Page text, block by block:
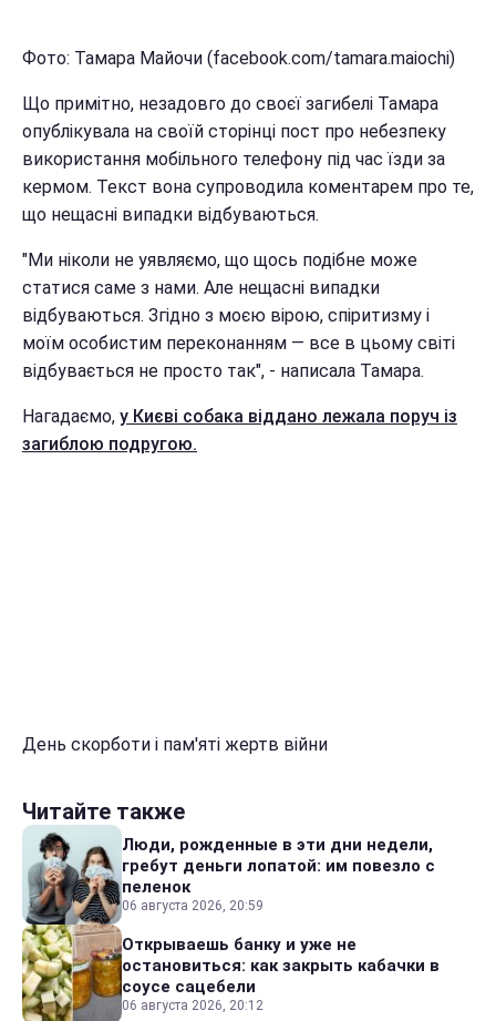
Фото: Тамара Майочи (facebook.com/tamara.maiochi)
Що примітно, незадовго до своєї загибелі Тамара
опублікувала на своїй сторінці пост про небезпеку
використання мобільного телефону під час їзди за
кермом. Текст вона супроводила коментарем про те,
що нещасні випадки відбуваються.
"Ми ніколи не уявляємо, що щось подібне може
статися саме з нами. Але нещасні випадки
відбуваються. Згідно з моєю вірою, спіритизму і
моїм особистим переконанням — все в цьому світі
відбувається не просто так", - написала Тамара.
Нагадаємо, у Києві собака віддано лежала поруч із
загиблою подругою.
День скорботи і пам'яті жертв війни
Читайте также
Люди, рожденные в эти дни недели,
гребут деньги лопатой: им повезло с
пеленок
06 августа 2026, 20:59
Открываешь банку и уже не
остановиться: как закрыть кабачки в
соусе сацебели
06 августа 2026, 20:12